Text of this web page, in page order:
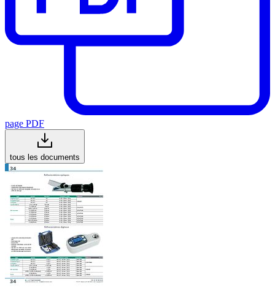
page PDF
tous les documents